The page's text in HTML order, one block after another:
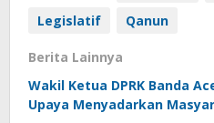
Legislatif
Qanun
Berita Lainnya
Wakil Ketua DPRK Banda
Upaya Menyadarkan